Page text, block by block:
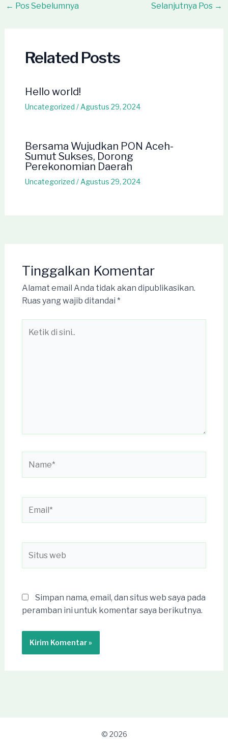
Post
← Pos Sebelumnya Selanjutnya Pos →
Related Posts
Hello world!
Uncategorized / Agustus 29, 2024
Bersama Wujudkan PON Aceh-
Sumut Sukses, Dorong
Perekonomian Daerah
Uncategorized / Agustus 29, 2024
Tinggalkan Komentar
Alamat email Anda tidak akan dipublikasikan.
Ruas yang wajib ditandai *
web
Simpan nama, email, dan situs web saya pada
peramban ini untuk komentar saya berikutnya.
© 2026